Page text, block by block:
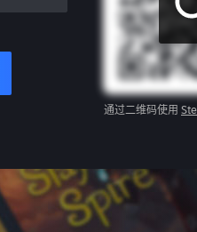
通过二维码使用